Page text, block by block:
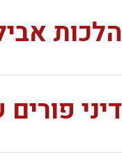
הלכות
דיני